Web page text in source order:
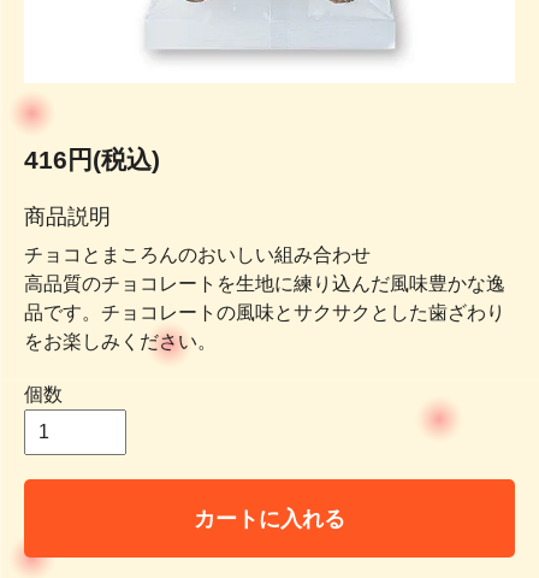
416円(税込)
商品説明
チョコとまころんのおいしい組み合わせ
高品質のチョコレートを生地に練り込んだ風味豊かな逸
品です。チョコレートの風味とサクサクとした歯ざわり
をお楽しみください。
個数
カートに入れる